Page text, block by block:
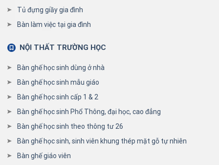
Tủ đựng giầy gia đình
Bàn làm việc tại gia đình
NỘI THẤT TRƯỜNG HỌC
Bàn ghế học sinh dùng ở nhà
Bàn ghế học sinh mẫu giáo
Bàn ghế học sinh cấp 1 & 2
Bàn ghế học sinh Phổ Thông, đại học, cao đẳng
Bàn ghế học sinh theo thông tư 26
Bàn ghế học sinh, sinh viên khung thép mặt gỗ tự nhiên
Bàn ghế giáo viên